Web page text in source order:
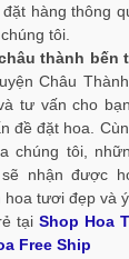
hàng thông
tôi.
thành bến
Châu
tư vấn cho
đề đặt hoa.
chúng tôi,
nhận được
tươi đẹp và
tại Shop Hoa
Free Ship